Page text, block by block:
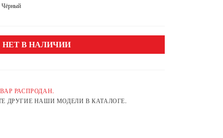
Чёрный
НЕТ В НАЛИЧИИ
РАСПРОДАН.
ДРУГИЕ НАШИ МОДЕЛИ В КАТАЛОГЕ.